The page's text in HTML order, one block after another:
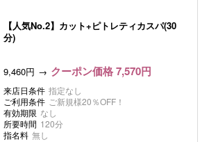
【人気No.2】カット+ピトレティカスパ(30
分)
9,460円 クーポン価格 7,570円
来店日条件 指定なし
ご利用条件 ご新規様20％OFF！
有効期限 なし
所要時間 120分
指名料 無し